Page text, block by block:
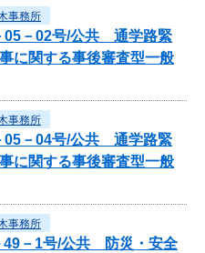
事務所
05－02号/公共 通学路緊
に関する事後審査型一般
事務所
05－04号/公共 通学路緊
に関する事後審査型一般
事務所
49－1号/公共 防災・安全